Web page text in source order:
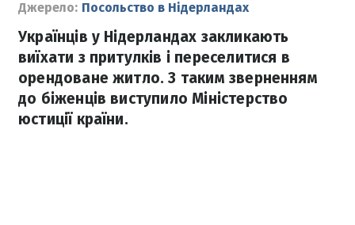
Джерело: Посольство в Нідерландах
Українців у Нідерландах закликають
виїхати з притулків і переселитися в
орендоване житло. З таким зверненням
до біженців виступило Міністерство
юстиції країни.